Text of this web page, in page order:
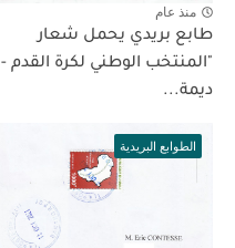
منذ عام
طابع بريدي يحمل شعار
"المنتخب الوطني لكرة القدم -
ديمة...
الطوابع البريدية